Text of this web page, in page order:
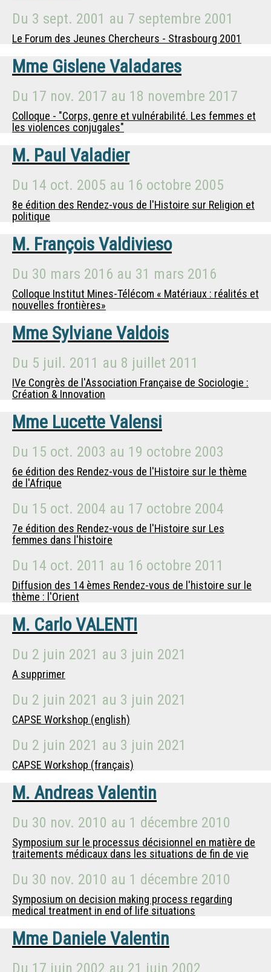
Du 3 sept. 2001 au 7 septembre 2001
Le Forum des Jeunes Chercheurs - Strasbourg 2001
Mme Gislene Valadares
Du 17 nov. 2017 au 18 novembre 2017
Colloque - "Corps, genre et vulnérabilité. Les femmes et
les violences conjugales"
M. Paul Valadier
Du 14 oct. 2005 au 16 octobre 2005
8e édition des Rendez-vous de l'Histoire sur Religion et
politique
M. François Valdivieso
Du 30 mars 2016 au 31 mars 2016
Colloque Institut Mines-Télécom « Matériaux : réalités et
nouvelles frontières»
Mme Sylviane Valdois
Du 5 juil. 2011 au 8 juillet 2011
IVe Congrès de l'Association Française de Sociologie :
Création & Innovation
Mme Lucette Valensi
Du 15 oct. 2003 au 19 octobre 2003
6e édition des Rendez-vous de l'Histoire sur le thème
de l'Afrique
Du 15 oct. 2004 au 17 octobre 2004
7e édition des Rendez-vous de l'Histoire sur Les
femmes dans l'histoire
Du 14 oct. 2011 au 16 octobre 2011
Diffusion des 14 èmes Rendez-vous de l'histoire sur le
thème : l'Orient
M. Carlo VALENTI
Du 2 juin 2021 au 3 juin 2021
A supprimer
Du 2 juin 2021 au 3 juin 2021
CAPSE Workshop (english)
Du 2 juin 2021 au 3 juin 2021
CAPSE Workshop (français)
M. Andreas Valentin
Du 30 nov. 2010 au 1 décembre 2010
Symposium sur le processus décisionnel en matière de
traitements médicaux dans les situations de fin de vie
Du 30 nov. 2010 au 1 décembre 2010
Symposium on decision making process regarding
medical treatment in end of life situations
Mme Daniele Valentin
Du 17 juin 2002 au 21 juin 2002